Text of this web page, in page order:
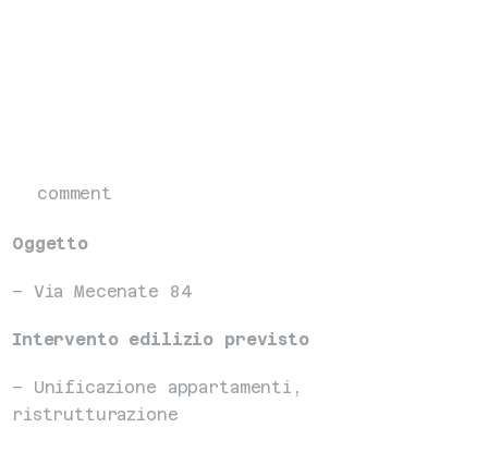
comment
Oggetto
– Via Mecenate 84
Intervento edilizio previsto
– Unificazione appartamenti,
ristrutturazione